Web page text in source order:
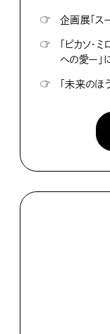
☞
企画展「ス
☞
「ピカソ・
への愛ー」
☞
「未来のほ